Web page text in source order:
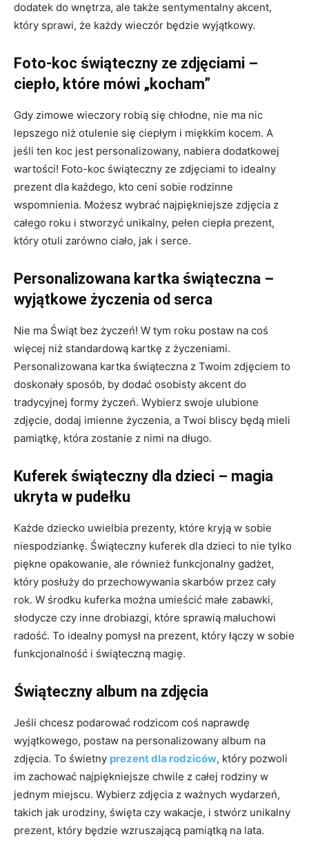
dodatek do wnętrza, ale także sentymentalny akcent,
który sprawi, że każdy wieczór będzie wyjątkowy.
Foto-koc świąteczny ze zdjęciami –
ciepło, które mówi „kocham”
Gdy zimowe wieczory robią się chłodne, nie ma nic
lepszego niż otulenie się ciepłym i miękkim kocem. A
jeśli ten koc jest personalizowany, nabiera dodatkowej
wartości! Foto-koc świąteczny ze zdjęciami to idealny
prezent dla każdego, kto ceni sobie rodzinne
wspomnienia. Możesz wybrać najpiękniejsze zdjęcia z
całego roku i stworzyć unikalny, pełen ciepła prezent,
który otuli zarówno ciało, jak i serce.
Personalizowana kartka świąteczna –
wyjątkowe życzenia od serca
Nie ma Świąt bez życzeń! W tym roku postaw na coś
więcej niż standardową kartkę z życzeniami.
Personalizowana kartka świąteczna z Twoim zdjęciem to
doskonały sposób, by dodać osobisty akcent do
tradycyjnej formy życzeń. Wybierz swoje ulubione
zdjęcie, dodaj imienne życzenia, a Twoi bliscy będą mieli
pamiątkę, która zostanie z nimi na długo.
Kuferek świąteczny dla dzieci – magia
ukryta w pudełku
Każde dziecko uwielbia prezenty, które kryją w sobie
niespodziankę. Świąteczny kuferek dla dzieci to nie tylko
piękne opakowanie, ale również funkcjonalny gadżet,
który posłuży do przechowywania skarbów przez cały
rok. W środku kuferka można umieścić małe zabawki,
słodycze czy inne drobiazgi, które sprawią maluchowi
radość. To idealny pomysł na prezent, który łączy w sobie
funkcjonalność i świąteczną magię.
Świąteczny album na zdjęcia
Jeśli chcesz podarować rodzicom coś naprawdę
wyjątkowego, postaw na personalizowany album na
zdjęcia. To świetny prezent dla rodziców, który pozwoli
im zachować najpiękniejsze chwile z całej rodziny w
jednym miejscu. Wybierz zdjęcia z ważnych wydarzeń,
takich jak urodziny, święta czy wakacje, i stwórz unikalny
prezent, który będzie wzruszającą pamiątką na lata.